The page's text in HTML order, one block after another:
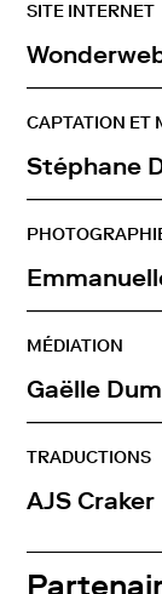
SITE INTERNET
CAPTATION ET
Stéphane
MÉDIATION
Gaëlle
TRADUCTIONS
AJS Craker